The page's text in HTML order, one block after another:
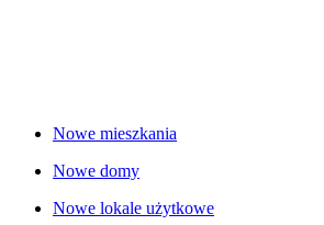
Nowe mieszkania
Nowe domy
Nowe lokale użytkowe